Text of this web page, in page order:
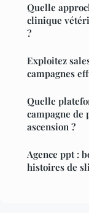
Quelle
clinique
?
Exploitez
campagnes
Quelle
campagne
ascension ?
Agence ppt :
histoires de